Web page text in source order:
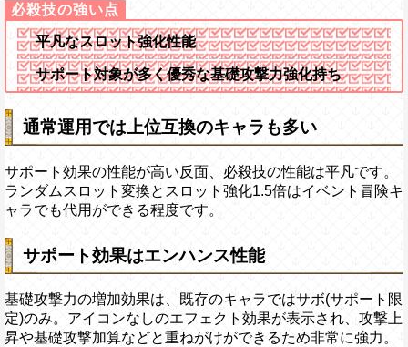
平凡なスロット強化性能
サポート対象が多く優秀な基礎攻撃力強化持ち
通常運用では上位互換のキャラも多い
サポート効果の性能が高い反面、必殺技の性能は平凡です。
ランダムスロット変換とスロット強化1.5倍はイベント冒険キ
ャラでも代用ができる程度です。
サポート効果はエンハンス性能
基礎攻撃力の増加効果は、既存のキャラではサボ(サポート限
定)のみ。アイコンなしのエフェクト効果が表示され、攻撃上
昇や基礎攻撃加算などと重ねがけができるため非常に強力。